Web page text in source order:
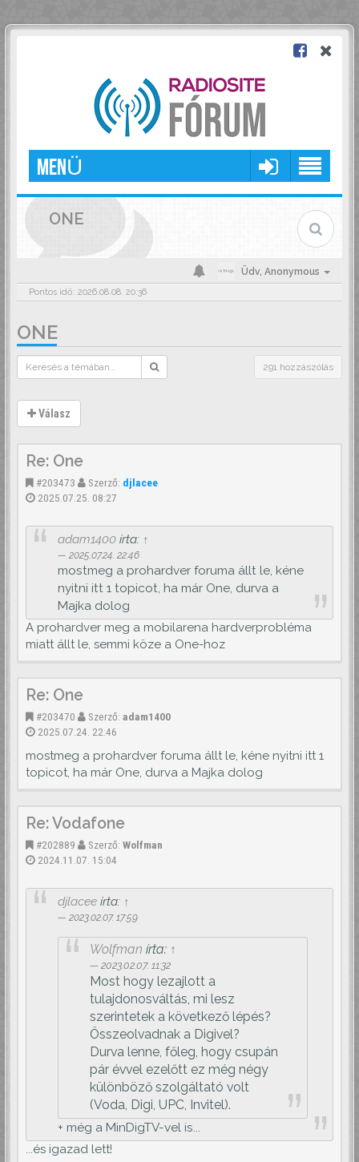
MENÜ
ONE
Üdv, Anonymous
Pontos idő: 2026.08.08. 20:36
ONE
291 hozzászólás
Válasz
Re: One
#203473 Szerző: djlacee
2025.07.25. 08:27
adam1400írta: ↑
2025.07.24. 22:46
mostmeg a prohardver foruma állt le, kéne
nyitni itt 1 topicot, ha már One, durva a
Majka dolog
A prohardver meg a mobilarena hardverprobléma
miatt állt le, semmi köze a One-hoz
Re: One
#203470 Szerző: adam1400
2025.07.24. 22:46
mostmeg a prohardver foruma állt le, kéne nyitni itt 1
topicot, ha már One, durva a Majka dolog
Re: Vodafone
#202889 Szerző: Wolfman
2024.11.07. 15:04
djlaceeírta: ↑
2023.02.07. 17:59
Wolfman írta: ↑
2023.02.07. 11:32
Most hogy lezajlott a
tulajdonosváltás, mi lesz
szerintetek a következő lépés?
Összeolvadnak a Digivel?
Durva lenne, főleg, hogy csupán
pár évvel ezelőtt ez még négy
különböző szolgáltató volt
(Voda, Digi, UPC, Invitel).
+ még a MinDigTV-vel is...
...és igazad lett!